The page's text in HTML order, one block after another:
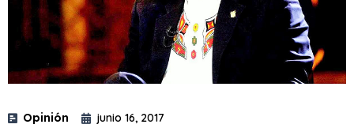
Opinión junio 16, 2017